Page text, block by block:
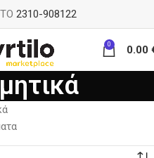
2310-908122
0 0.00